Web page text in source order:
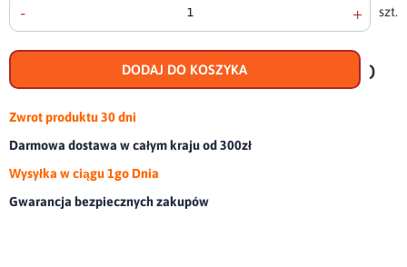
- + szt.
DODAJ DO KOSZYKA
do
Zwrot produktu30 dni
Darmowa dostawa w całym kraju od 300zł
Wysyłka w ciągu 1go Dnia
Gwarancja bezpiecznych zakupów